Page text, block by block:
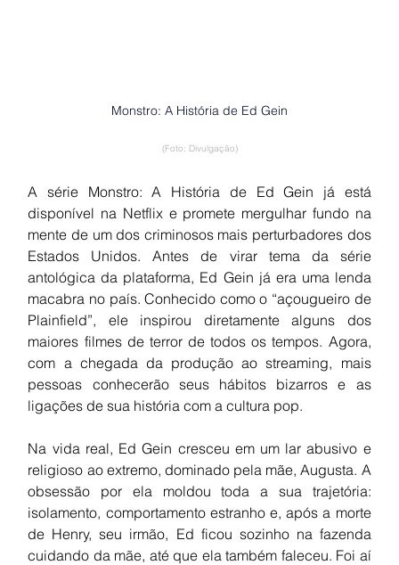
Monstro: A História de Ed Gein
(Foto: Divulgação)
A série Monstro: A História de Ed Gein já está
disponível na Netflix e promete mergulhar fundo na
mente de um dos criminosos mais perturbadores dos
Estados Unidos. Antes de virar tema da série
antológica da plataforma, Ed Gein já era uma lenda
macabra no país. Conhecido como o “açougueiro de
Plainfield”, ele inspirou diretamente alguns dos
maiores filmes de terror de todos os tempos. Agora,
com a chegada da produção ao streaming, mais
pessoas conhecerão seus hábitos bizarros e as
ligações de sua história com a cultura pop.
Na vida real, Ed Gein cresceu em um lar abusivo e
religioso ao extremo, dominado pela mãe, Augusta. A
obsessão por ela moldou toda a sua trajetória:
isolamento, comportamento estranho e, após a morte
de Henry, seu irmão, Ed ficou sozinho na fazenda
cuidando da mãe, até que ela também faleceu. Foi aí